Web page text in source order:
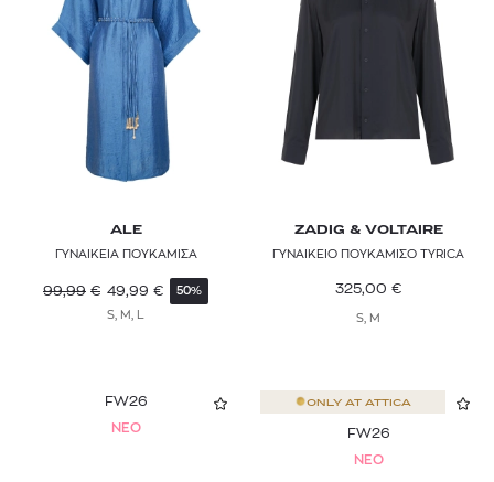
Ολόσωμες Φόρμες
REISS
SANDRO
ZADIG & VOLTAIRE
Καφέ
ALE
ΓΥΝΑΙΚΕΙΑ ΠΟΥΚΑΜΙΣΑ
99,99 € 49,99 € 50%
S, M, L
ZADIG & VOLTAIRE
ΓΥΝΑΙΚΕΙΟ ΠΟΥΚΑΜΙΣΟ TYRICA
325,00 €
S, M
FW26
NEO
ONLY AT ATTICA
FW26
NEO